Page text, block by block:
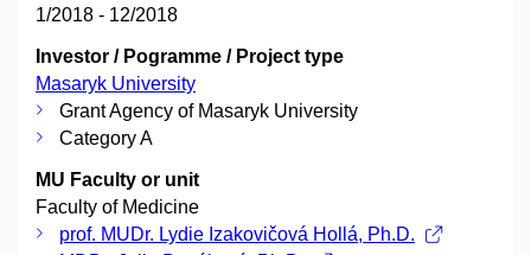
1/2018 - 12/2018
Investor / Pogramme / Project type
Masaryk University
Grant Agency of Masaryk University
Category A
MU Faculty or unit
Faculty of Medicine
prof. MUDr. Lydie Izakovičová Hollá, Ph.D.